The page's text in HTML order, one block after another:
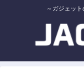
～ガジェッ